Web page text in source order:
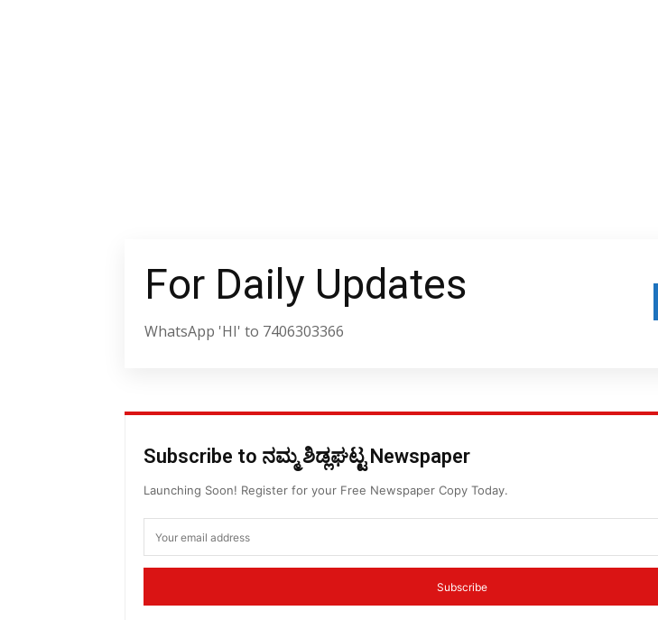
For Daily Updates
WhatsApp 'HI' to 7406303366
Subscribe to ನಮ್ಮ ಶಿಡ್ಲಘಟ್ಟ Newspaper
Launching Soon! Register for your Free Newspaper Copy Today.
Subscribe